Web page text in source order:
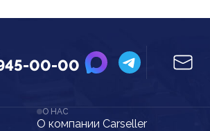
00-00
О НАС
О компании Carseller